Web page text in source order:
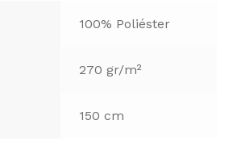
100% Poliéster
270 gr/m²
150 cm